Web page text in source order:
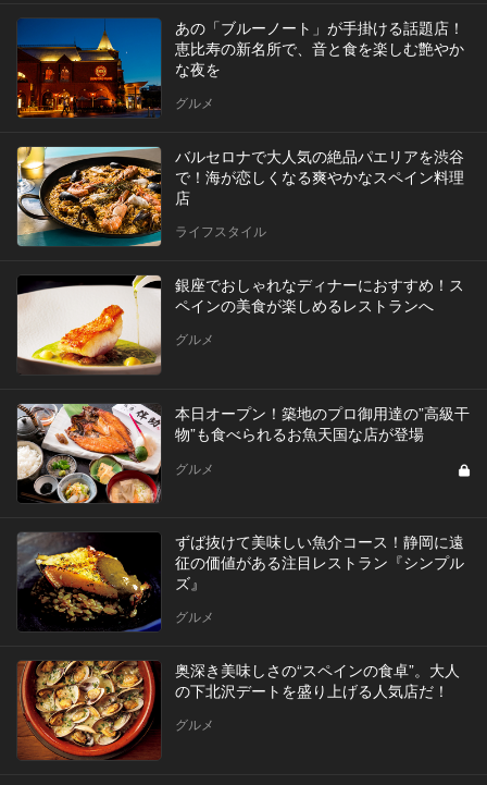
あの「ブルーノート」が手掛ける話題店！
恵比寿の新名所で、音と食を楽しむ艶やか
な夜を
グルメ
バルセロナで大人気の絶品パエリアを渋谷
で！海が恋しくなる爽やかなスペイン料理
店
ライフスタイル
銀座でおしゃれなディナーにおすすめ！ス
ペインの美食が楽しめるレストランへ
グルメ
本日オープン！築地のプロ御用達の”高級干
物”も食べられるお魚天国な店が登場
グルメ
ずば抜けて美味しい魚介コース！静岡に遠
征の価値がある注目レストラン『シンプル
ズ』
グルメ
奥深き美味しさの“スペインの食卓”。大人
の下北沢デートを盛り上げる人気店だ！
グルメ